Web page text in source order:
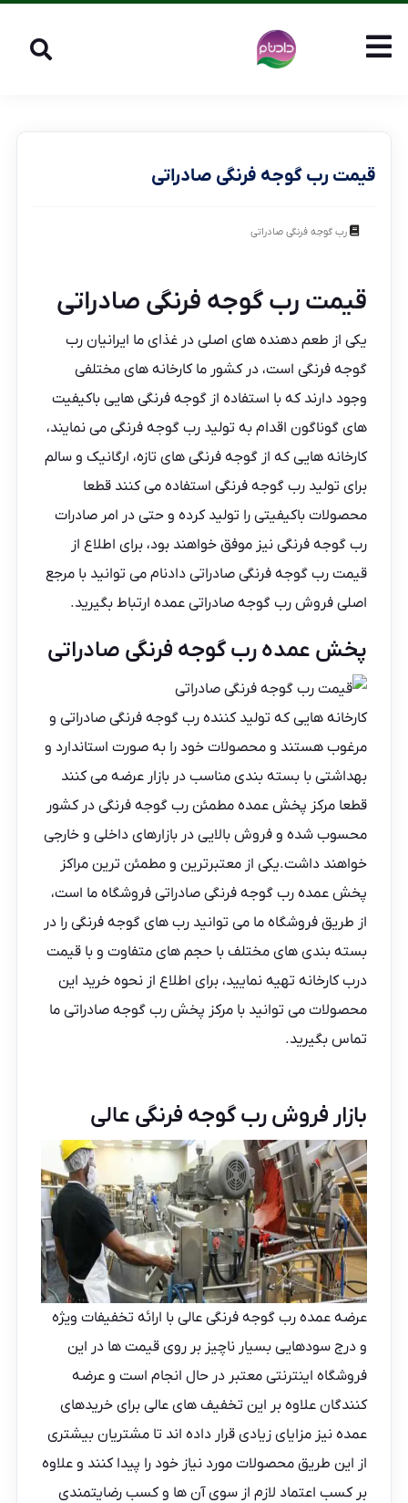
قیمت رب گوجه فرنگی صادراتی
رب گوجه فرنگی صادراتی
قیمت رب گوجه فرنگی صادراتی
یکی از طعم دهنده های اصلی در غذای ما ایرانیانرب
گوجه فرنگی است، در کشور ما کارخانه های مختلفی
وجود دارند که با استفاده از گوجه فرنگی هایی باکیفیت
های گوناگون اقدام به تولیدرب گوجه فرنگی می نمایند،
کارخانه‌ هایی که از گوجه فرنگی های تازه، ارگانیک و سالم
برای تولید رب گوجه فرنگی استفاده می کنند قطعا
محصولات باکیفیتی را تولید کرده و حتی در امر صادرات
رب گوجه فرنگی نیز موفق خواهند بود، برای اطلاع از
قیمترب گوجه فرنگی صادراتی دادنام می توانید با مرجع
اصلی فروش رب گوجه صادراتی عمده ارتباط بگیرید.
پخش عمده رب گوجه فرنگی صادراتی
کارخانه هایی که تولید کنندهرب گوجه فرنگی صادراتی و
مرغوب هستند و محصولات خود را به صورت استاندارد و
بهداشتی با بسته‌ بندی مناسب در بازار عرضه می کنند
قطعا مرکز پخش عمده مطمئن رب گوجه فرنگی در کشور
محسوب شده و فروش بالایی در بازارهای داخلی و خارجی
خواهند داشت.یکی از معتبرترین و مطمئن ترین مراکز
پخش عمده رب گوجه فرنگی صادراتی فروشگاه ما است،
از طریقفروشگاه ما می توانید رب های گوجه فرنگی را در
بسته بندی های مختلف با حجم های متفاوت و با قیمت
درب کارخانه تهیه نمایید، برای اطلاع از نحوه خرید این
محصولات می توانید بامرکز پخش رب گوجه صادراتی ما
تماس بگیرید.
بازار فروش رب گوجه فرنگی عالی
عرضه عمده رب گوجه فرنگی عالی با ارائه تخفیفات ویژه
و درج سودهایی بسیار ناچیز بر روی قیمت ها در این
فروشگاه اینترنتی معتبر در حال انجام است و عرضه
کنندگان علاوه بر این تخفیف های عالی برای خریدهای
عمده نیز مزایای زیادی قرار داده اند تا مشتریان بیشتری
از این طریق محصولات مورد نیاز خود را پیدا کنند و علاوه
بر کسب اعتماد لازم از سوی آن ها و کسب رضایتمندی